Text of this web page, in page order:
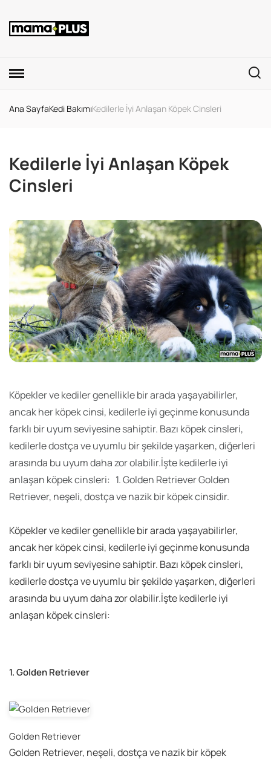
Ana SayfaKedi BakımıKedilerle İyi Anlaşan Köpek Cinsleri
Kedilerle İyi Anlaşan Köpek
Cinsleri
Köpekler ve kediler genellikle bir arada yaşayabilirler,
ancak her köpek cinsi, kedilerle iyi geçinme konusunda
farklı bir uyum seviyesine sahiptir. Bazı köpek cinsleri,
kedilerle dostça ve uyumlu bir şekilde yaşarken, diğerleri
arasında bu uyum daha zor olabilir.İşte kedilerle iyi
anlaşan köpek cinsleri: 1. Golden Retriever Golden
Retriever, neşeli, dostça ve nazik bir köpek cinsidir.
Köpekler ve kediler genellikle bir arada yaşayabilirler,
ancak her köpek cinsi, kedilerle iyi geçinme konusunda
farklı bir uyum seviyesine sahiptir. Bazı köpek cinsleri,
kedilerle dostça ve uyumlu bir şekilde yaşarken, diğerleri
arasında bu uyum daha zor olabilir.İşte kedilerle iyi
anlaşan köpek cinsleri:
1. Golden Retriever
Golden Retriever
Golden Retriever, neşeli, dostça ve nazik bir köpek